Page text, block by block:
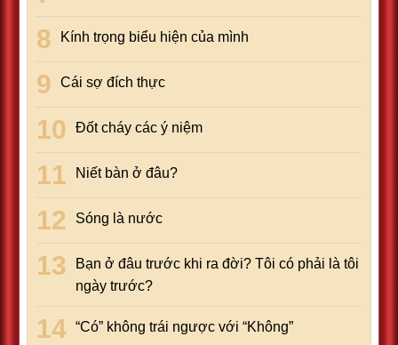
Kính trọng biểu hiện của mình
Cái sợ đích thực
Đốt cháy các ý niệm
Niết bàn ở đâu?
Sóng là nước
Bạn ở đâu trước khi ra đời? Tôi có phải là tôi
ngày trước?
“Có” không trái ngược với “Không”